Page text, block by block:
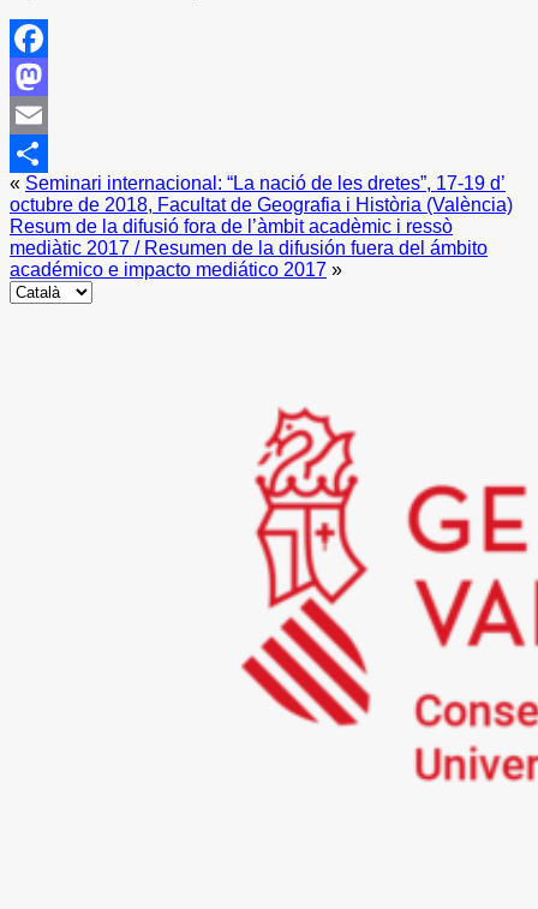
Facebook
Mastodon
Email
Share
« Seminari internacional: “La nació de les dretes”, 17-19 d’
octubre de 2018, Facultat de Geografia i Història (València)
Resum de la difusió fora de l’àmbit acadèmic i ressò
mediàtic 2017 / Resumen de la difusión fuera del ámbito
académico e impacto mediático 2017 »